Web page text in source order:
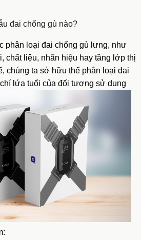
đai chống gù nào?
phân loại đai chống gù lưng, như
chất liệu, nhãn hiệu hay tầng lớp thị
chúng ta sở hữu thể phân loại đai
lứa tuổi của đối tượng sử dụng